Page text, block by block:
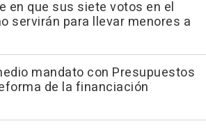
en que sus siete votos en el
servirán para llevar menores a
mandato con Presupuestos
de la financiación